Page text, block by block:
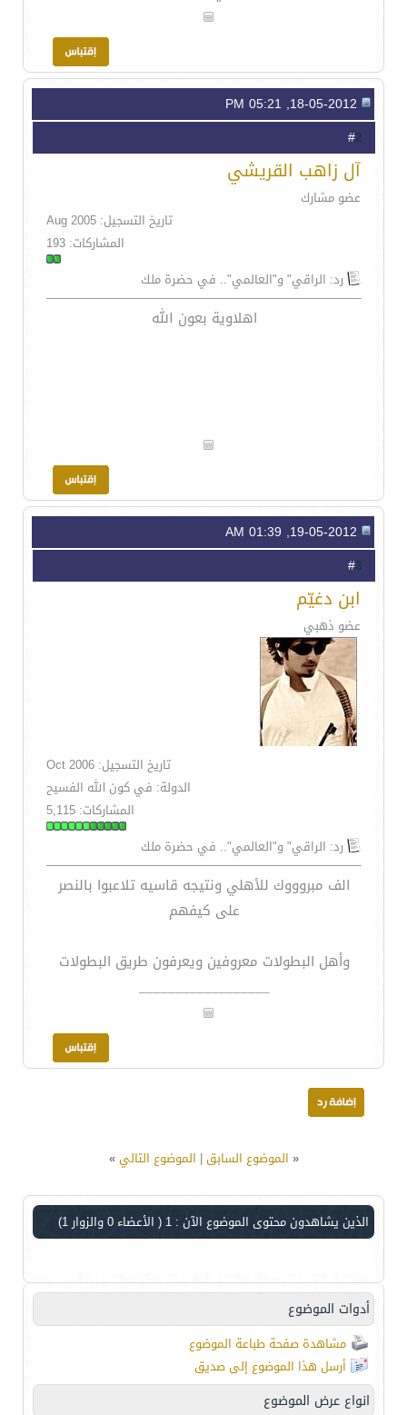
2
آل زاهب القريشي
عضو مشارك
تاريخ التسجيل: Aug 2005
المشاركات: 193
رد: الراقي" و"العالمي".. في حضرة ملك
اهلاوية بعون الله
3
ابن دغيّم
عضو ذهبي
تاريخ التسجيل: Oct 2006
الدولة: في كون الله الفسيح
المشاركات: 5,115
رد: الراقي" و"العالمي".. في حضرة ملك
الف مبروووك للأهلي ونتيجه قاسيه تلاعبوا بالنصر
على كيفهم
وأهل البطولات معروفين ويعرفون طريق البطولات
__________________
« الموضوع السابق| الموضوع التالي»
الذين يشاهدون محتوى الموضوع الآن : 1 ( الأعضاء 0 والزوار 1)
أدوات الموضوع
مشاهدة صفحة طباعة الموضوع
أرسل هذا الموضوع إلى صديق
انواع عرض الموضوع